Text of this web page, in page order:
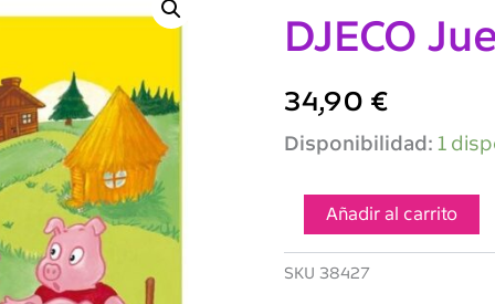
DJECO
34,90 €
Disponibilidad: 1
DJECO
Juego
cantidadAñadir al carrito
SKU 38427